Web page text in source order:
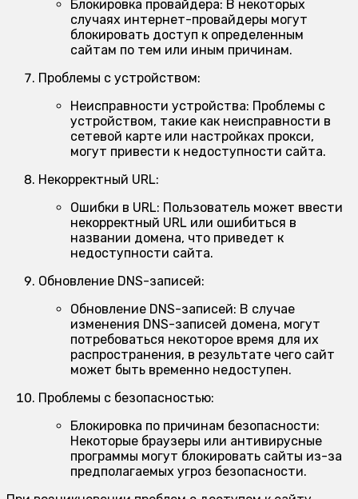
Блокировка провайдера: В некоторых
случаях интернет-провайдеры могут
блокировать доступ к определенным
сайтам по тем или иным причинам.
Проблемы с устройством:
Неисправности устройства: Проблемы с
устройством, такие как неисправности в
сетевой карте или настройках прокси,
могут привести к недоступности сайта.
Некорректный URL:
Ошибки в URL: Пользователь может ввести
некорректный URL или ошибиться в
названии домена, что приведет к
недоступности сайта.
Обновление DNS-записей:
Обновление DNS-записей: В случае
изменения DNS-записей домена, могут
потребоваться некоторое время для их
распространения, в результате чего сайт
может быть временно недоступен.
Проблемы с безопасностью:
Блокировка по причинам безопасности:
Некоторые браузеры или антивирусные
программы могут блокировать сайты из-за
предполагаемых угроз безопасности.